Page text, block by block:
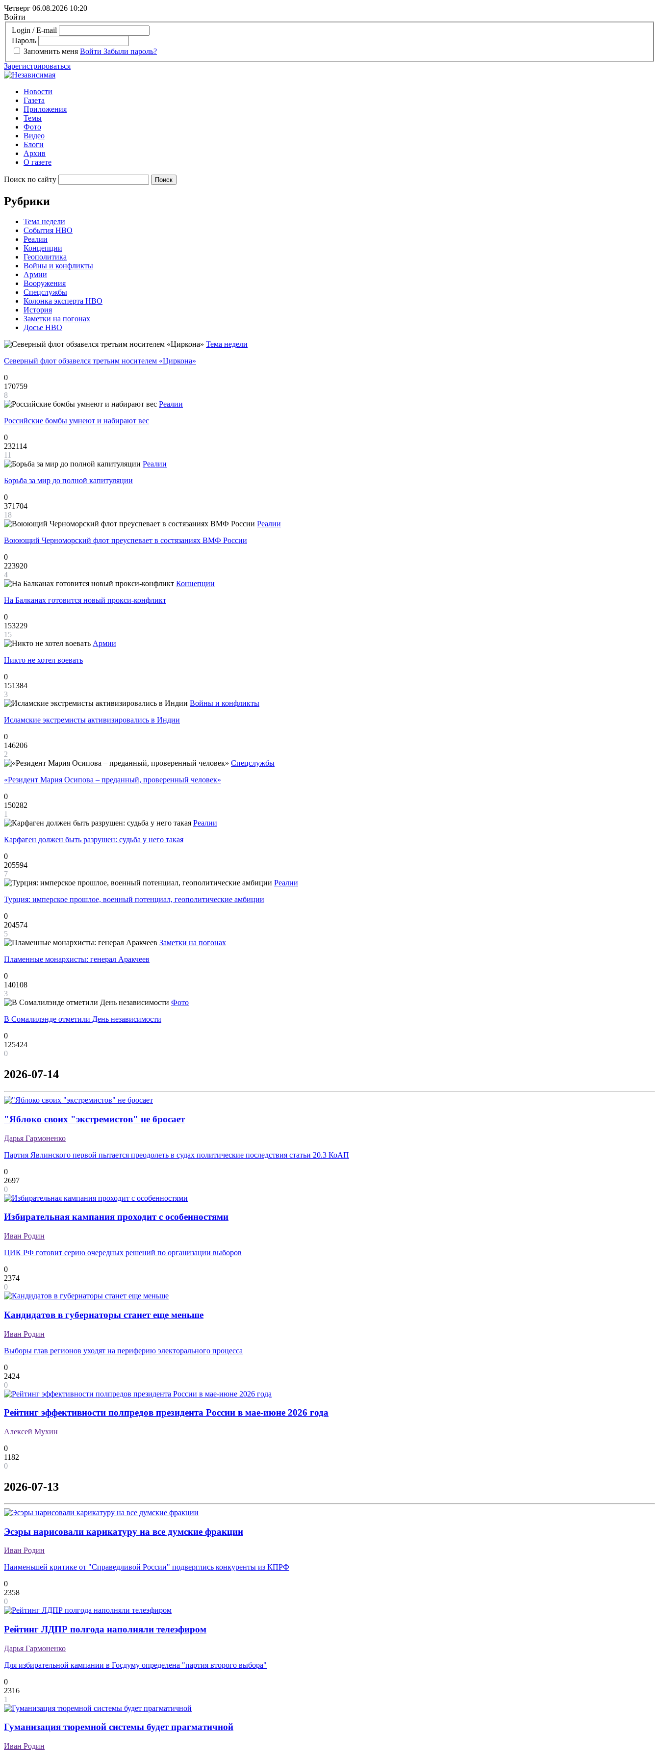
Четверг 06.08.2026 10:20
Войти
Login / E-mail
Пароль
Запомнить меня Войти Забыли пароль?
Зарегистрироваться
Новости
Газета
Приложения
Темы
Фото
Видео
Блоги
Архив
О газете
Поиск по сайту
Рубрики
Тема недели
События НВО
Реалии
Концепции
Геополитика
Войны и конфликты
Армии
Вооружения
Спецслужбы
Колонка эксперта НВО
История
Заметки на погонах
Досье НВО
Тема недели
Северный флот обзавелся третьим носителем «Циркона»
0
170759
8
Реалии
Российские бомбы умнеют и набирают вес
0
232114
11
Реалии
Борьба за мир до полной капитуляции
0
371704
18
Реалии
Воюющий Черноморский флот преуспевает в состязаниях ВМФ России
0
223920
4
Концепции
На Балканах готовится новый прокси-конфликт
0
153229
15
Армии
Никто не хотел воевать
0
151384
3
Войны и конфликты
Исламские экстремисты активизировались в Индии
0
146206
2
Спецслужбы
«Резидент Мария Осипова – преданный, проверенный человек»
0
150282
1
Реалии
Карфаген должен быть разрушен: судьба у него такая
0
205594
7
Реалии
Турция: имперское прошлое, военный потенциал, геополитические амбиции
0
204574
5
Заметки на погонах
Пламенные монархисты: генерал Аракчеев
0
140108
3
Фото
В Сомалилэнде отметили День независимости
0
125424
0
2026-07-14
"Яблоко своих "экстремистов" не бросает
Дарья Гармоненко
Партия Явлинского первой пытается преодолеть в судах политические последствия статьи 20.3 КоАП
0
2697
0
Избирательная кампания проходит с особенностями
Иван Родин
ЦИК РФ готовит серию очередных решений по организации выборов
0
2374
0
Кандидатов в губернаторы станет еще меньше
Иван Родин
Выборы глав регионов уходят на периферию электорального процесса
0
2424
0
Рейтинг эффективности полпредов президента России в мае-июне 2026 года
Алексей Мухин
0
1182
0
2026-07-13
Эсэры нарисовали карикатуру на все думские фракции
Иван Родин
Наименьшей критике от "Справедливой России" подверглись конкуренты из КПРФ
0
2358
0
Рейтинг ЛДПР полгода наполняли телеэфиром
Дарья Гармоненко
Для избирательной кампании в Госдуму определена "партия второго выбора"
0
2316
1
Гуманизация тюремной системы будет прагматичной
Иван Родин